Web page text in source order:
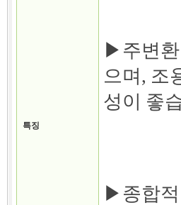
특징
▶주변환
으며, 조
성이 좋
▶종합적